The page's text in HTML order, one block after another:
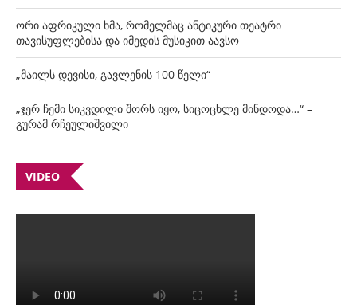
ორი აფრიკული ხმა, რომელმაც ანტიკური თეატრი
თავისუფლებისა და იმედის მუსიკით აავსო
„მაილს დევისი, გავლენის 100 წელი“
„ჯერ ჩემი სიკვდილი შორს იყო, სიცოცხლე მინდოდა…“ –
გურამ რჩეულიშვილი
VIDEO